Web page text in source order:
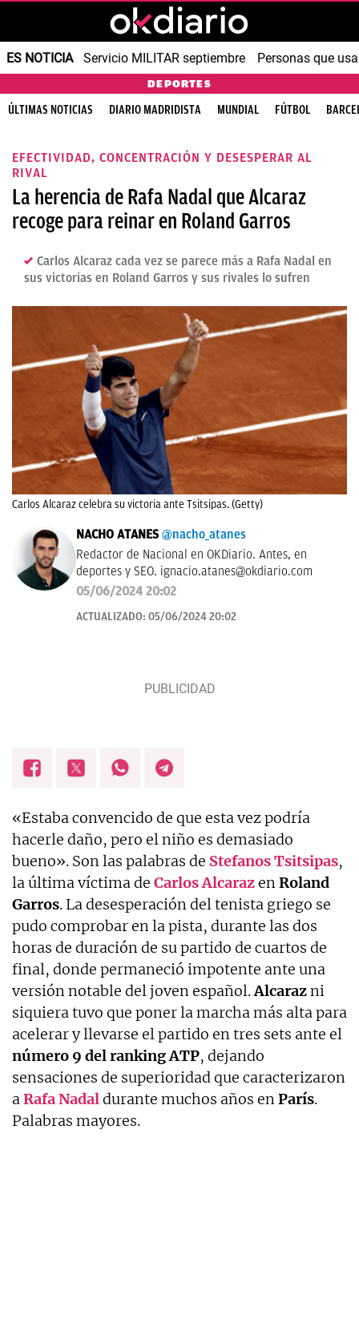
ES NOTICIA Servicio MILITAR septiembre Personas que
DEPORTES
ÚLTIMAS NOTICIAS DIARIO MADRIDISTA MUNDIAL FÚTBOL
EFECTIVIDAD, CONCENTRACIÓN Y DESESPERAR AL
RIVAL
La herencia de Rafa Nadal que Alcaraz
recoge para reinar en Roland Garros
Carlos Alcaraz cada vez se parece más a Rafa Nadal en
sus victorias en Roland Garros y sus rivales lo sufren
Carlos Alcaraz celebra su victoria ante Tsitsipas. (Getty)
NACHO ATANES @nacho_atanes
Redactor de Nacional en OKDiario. Antes, en
deportes y SEO. ignacio.atanes@okdiario.com
05/06/2024 20:02
ACTUALIZADO: 05/06/2024 20:02
«Estaba convencido de que esta vez podría
hacerle daño, pero el niño es demasiado
bueno». Son las palabras de Stefanos Tsitsipas,
la última víctima de Carlos AlcarazenRoland
Garros. La desesperación del tenista griego se
pudo comprobar en la pista, durante las dos
horas de duración de su partido de cuartos de
final, donde permaneció impotente ante una
versión notable del joven español.Alcarazni
siquiera tuvo que poner la marcha más alta para
acelerar y llevarse el partido en tres sets ante el
número 9 del ranking ATP, dejando
sensaciones de superioridad que caracterizaron
aRafa Nadaldurante muchos años enParís.
Palabras mayores.